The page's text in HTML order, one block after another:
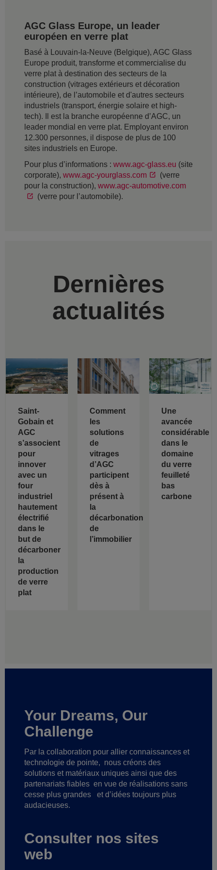
AGC Glass Europe, un leader
européen en verre plat
Basé à Louvain-la-Neuve (Belgique), AGC Glass
Europe produit, transforme et commercialise du
verre plat à destination des secteurs de la
construction (vitrages extérieurs et décoration
intérieure), de l’automobile et d'autres secteurs
industriels (transport, énergie solaire et high-
tech). Il est la branche européenne d’AGC, un
leader mondial en verre plat. Employant environ
12.300 personnes, il dispose de plus de 100
sites industriels en Europe.
Pour plus d’informations : www.agc-glass.eu (site
corporate), www.agc-yourglass.com
(verre
pour la construction), www.agc-automotive.com
(verre pour l’automobile).
Dernières
actualités
Saint-
Gobain et
AGC
s’associent
pour
innover
avec un
four
industriel
hautement
électrifié
dans le
but de
décarboner
la
production
de verre
plat
Comment
les
solutions
de
vitrages
d’AGC
participent
dès à
présent à
la
décarbonation
de
l’immobilier
Une
avancée
considérable
dans le
domaine
du verre
feuilleté
bas
carbone
Your Dreams, Our
Challenge
Par la collaboration pour allier connaissances et
technologie de pointe, nous créons des
solutions et matériaux uniques ainsi que des
partenariats fiables en vue de réalisations sans
cesse plus grandes
et d’idées toujours plus
audacieuses.
Consulter nos sites
web